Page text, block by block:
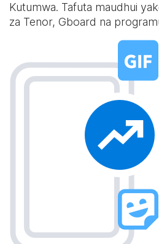
Kutumwa. Tafuta maudhui
za Tenor, Gboard na